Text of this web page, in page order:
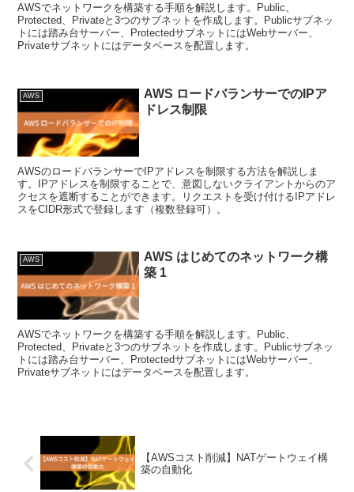
AWSでネットワークを構築する手順を解説します。Public、
Protected、Privateと3つのサブネットを作成します。Publicサブネッ
トには踏み台サーバー、ProtectedサブネットにはWebサーバー、
Privateサブネットにはデータベースを配置します。
AWS
AWS ロードバランサーでのIPア
ドレス制限
AWSのロードバランサーでIPアドレスを制限する方法を解説しま
す。IPアドレスを制限することで、意図しないクライアントからのア
クセスを遮断することができます。リクエストを受け付けるIPアドレ
スをCIDR形式で登録します（複数登録可）。
AWS
AWS はじめてのネットワーク構
築 1
AWSでネットワークを構築する手順を解説します。Public、
Protected、Privateと3つのサブネットを作成します。Publicサブネッ
トには踏み台サーバー、ProtectedサブネットにはWebサーバー、
Privateサブネットにはデータベースを配置します。
【AWSコスト削減】NATゲートウェイ構
築の自動化